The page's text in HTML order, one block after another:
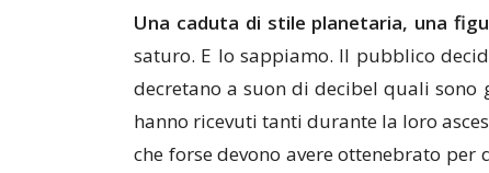
Una caduta di stile planetaria, una
saturo. E lo sappiamo. Il pubblico
decretano a suon di decibel quali sono
hanno ricevuti tanti durante la loro
che forse devono avere ottenebrato per